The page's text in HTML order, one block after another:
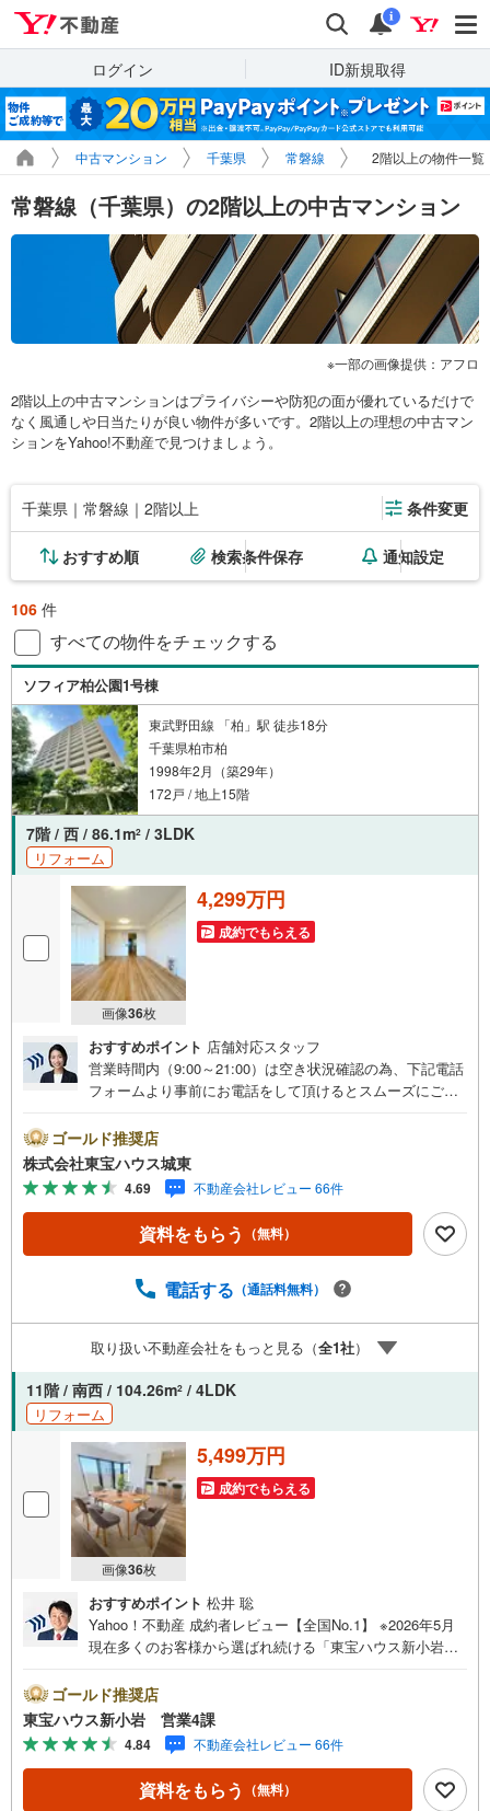
検索 通知
i
ログイン ID新規取得
中古マンション 千葉県 常磐線 2階以上の物件一覧
常磐線（千葉県）の2階以上の中古マンション
一部の画像提供：アフロ
2階以上の中古マンションはプライバシーや防犯の面が優れているだけで
なく風通しや日当たりが良い物件が多いです。2階以上の理想の中古マン
ションをYahoo!不動産で見つけましょう。
千葉県｜常磐線｜2階以上 条件変更
おすすめ順 検索条件保存 通知設定
106 件
すべての物件をチェックする
ソフィア柏公園1号棟
東武野田線 「柏」駅 徒歩18分
千葉県柏市柏
1998年2月（築29年）
172戸 / 地上15階
7階 / 西 / 86.1m2 / 3LDK
リフォーム
画像36枚
4,299万円
成約でもらえる
おすすめポイント 店舗対応スタッフ
営業時間内（9:00～21:00）は空き状況確認の為、下記電話
フォームより事前にお電話をして頂けるとスムーズにご案
カレンダーの作成▽ご購入後もお客様の人生のパートナー
として暮らしの「安心」を守り続けます。【Yahoo！ 不動
産キャンペーン対象店舗】当店で物件を成約するとPayPay
ボーナスライトがもらえる「Yahoo！ 不動産 物件ご成約キ
ャンペーン」の対象になります。「資料をもらう」「見学
予約をする」ボタンからお問い合わせください。※必ずYah
スライトは出金と譲渡はできません。ご案内・詳細な資料
時受け付けております！■頭金0円からのご購入可能です■
（諸費用もOK）お気軽にお問い合わせください。
ゴールド推奨店
株式会社東宝ハウス城東
4.69 不動産会社レビュー 66件
資料をもらう （無料）
電話する （通話料無料）
取り扱い不動産会社をもっと見る（全1社）
11階 / 南西 / 104.26m2 / 4LDK
リフォーム
画像36枚
5,499万円
成約でもらえる
おすすめポイント 松井 聡
Yahoo！不動産 成約者レビュー【全国No.1】 ※2026年5月
現在多くのお客様から選ばれ続ける「東宝ハウス新小岩」
見学OK■営業時間内（9:00～20:00）はお電話でのご連絡が
スムーズです。ご自宅への送迎・最寄駅でのお待ち合わせ
等、お気軽にご相談ください。 選ばれる3つの「圧倒的メ
リット」 （1）【業界最低水準の提携住宅ローン】「他社
で断られた」「借入がある」方も独自審査で多数承認！優
遇金利と各種手数料0円でお得に。（2）【未来カレンダー
ゴールド推奨店
東宝ハウス新小岩 営業4課
4.84 不動産会社レビュー 66件
資料をもらう （無料）